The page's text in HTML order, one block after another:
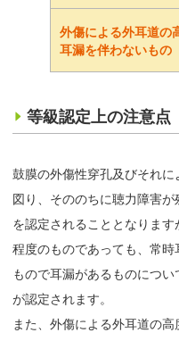
外傷による外耳道の
耳漏を伴わないもの
等級認定上の注意点
鼓膜の外傷性穿孔及びそれ
図り、そののちに聴力障害
を認定されることとなりま
程度のものであっても、常
もので耳漏があるものにつ
が認定されます。
また、外傷による外耳道の